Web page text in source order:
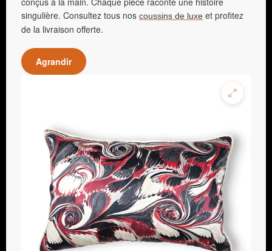
singulière. Consultez tous nos coussins de luxe et profitez
de la livraison offerte.
Agrandir